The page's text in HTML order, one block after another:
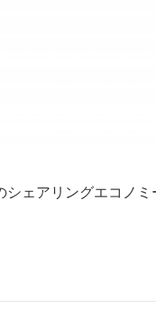
シェアリングエコノ